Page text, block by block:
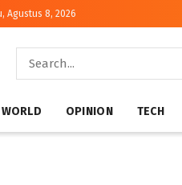
Agustus 8, 2026
WORLD OPINION TECH